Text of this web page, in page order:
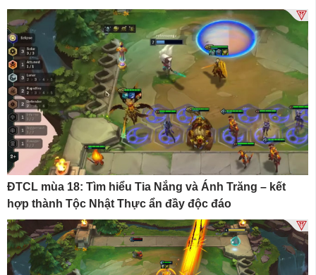
ĐTCL mùa 18: Tìm hiểu Tia Nắng và Ánh Trăng – kết
hợp thành Tộc Nhật Thực ẩn đầy độc đáo